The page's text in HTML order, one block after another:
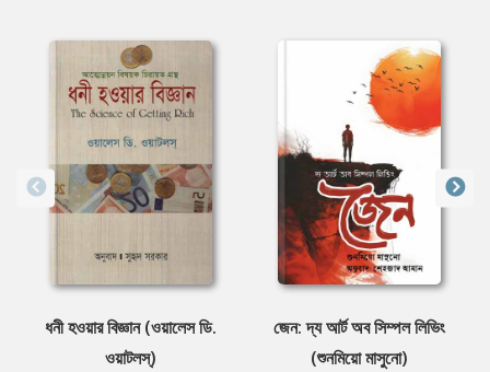
ধনী হওয়ার বিজ্ঞান (ওয়ালেস ডি.
ওয়াটলস্‌)
জেন: দ্য আর্ট অব সিম্পল লিভিং
(শুনমিয়ো মাসুনো)